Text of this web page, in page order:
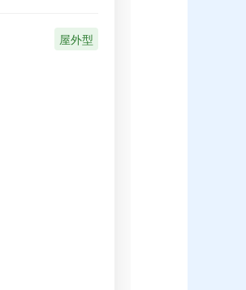
屋外型